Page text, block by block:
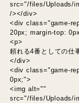
src="/files/Uploads/
/></div>
<div class="game-
20px; margin-top:
<p>
頼れる4番としての仕
</div>
<div class="game-
0px;">
<img alt=""
src="/files/Uploads/